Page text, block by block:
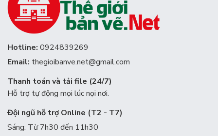
Hotline: 0924839269
Email: thegioibanve.net@gmail.com
Thanh toán và tải file (24/7)
Hỗ trợ tự động mọi lúc nọi nơi.
Đội ngũ hỗ trợ Online (T2 - T7)
Sáng: Từ 7h30 đến 11h30